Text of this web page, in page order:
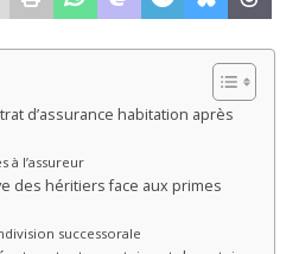
d’assurance habitation après
à l’assureur
des héritiers face aux primes
successorale